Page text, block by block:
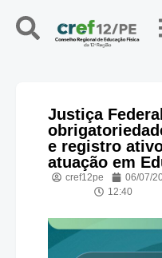
Justiça
e registro
atuação em
cref12pe
06/07/
12:40